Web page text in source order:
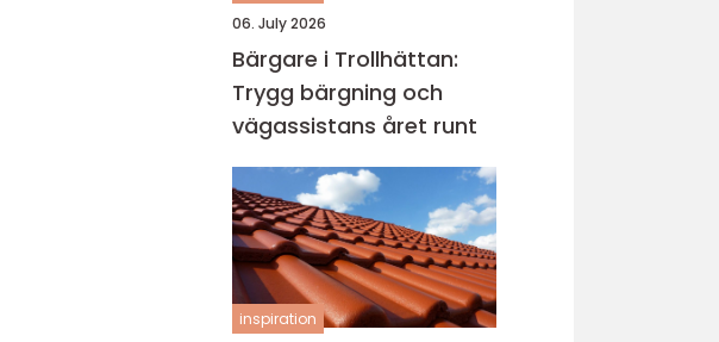
06. July 2026
Bärgare i Trollhättan:
Trygg bärgning och
vägassistans året runt
inspiration